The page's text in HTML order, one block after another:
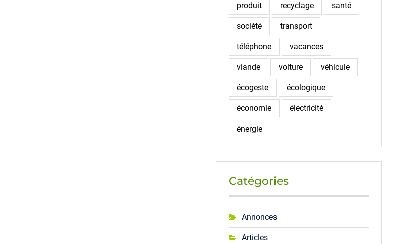
produit recyclage santé
société transport
téléphone vacances
viande voiture véhicule
écogeste écologique
économie électricité
énergie
Catégories
Annonces
Articles